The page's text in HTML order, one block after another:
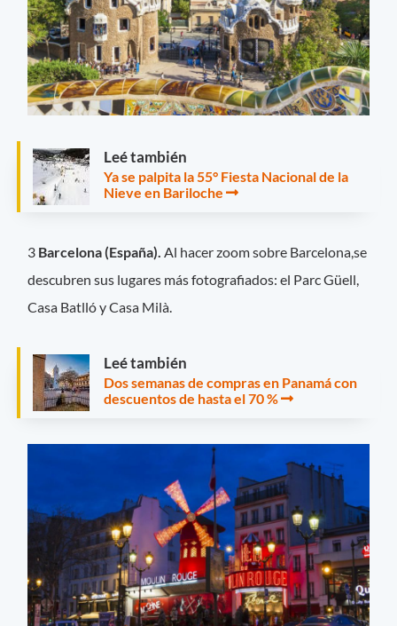
Leé también
Ya se palpita la 55° Fiesta Nacional de la
Nieve en Bariloche
3 Barcelona (España). Al hacer zoom sobre Barcelona,se
descubren sus lugares más fotografiados: el Parc Güell,
Casa Batlló y Casa Milà.
Leé también
Dos semanas de compras en Panamá con
descuentos de hasta el 70 %